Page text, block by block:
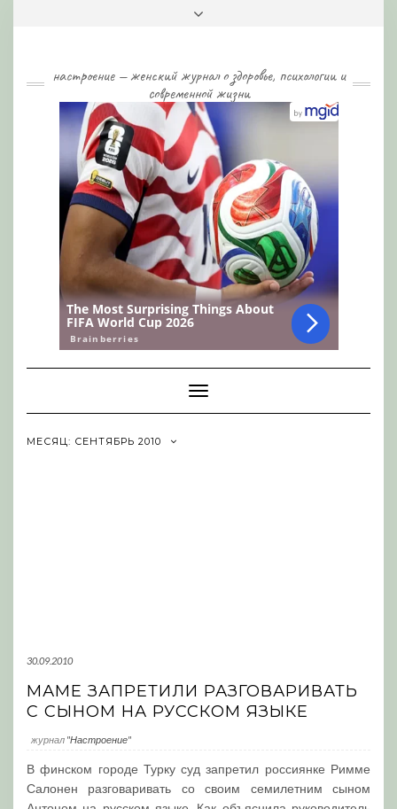
настроение — женский журнал о здоровье, психологии и
современной жизни
Toggle
Navigation
МЕСЯЦ: СЕНТЯБРЬ 2010
30.09.2010
МАМЕ ЗАПРЕТИЛИ РАЗГОВАРИВАТЬ
С СЫНОМ НА РУССКОМ ЯЗЫКЕ
журнал "Настроение"
В финском городе Турку суд запретил россиянке Римме
Салонен разговаривать со своим семилетним сыном